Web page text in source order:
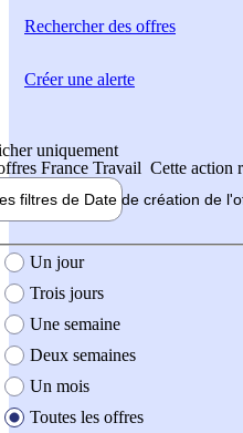
Rechercherdes offres
uniquement
France Travail Cette action
filtres de Date de création de
création de l'offre
Un jour
Trois jours
Une semaine
Deux semaines
Un mois
Toutes les offres
Créer une alerte